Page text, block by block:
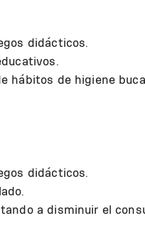
didácticos.
hábitos de higiene
didácticos.
a disminuir el